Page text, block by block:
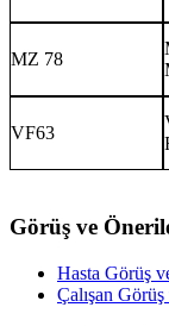
MZ 78
VF63
Görüş ve
Hasta Görüş
Çalışan